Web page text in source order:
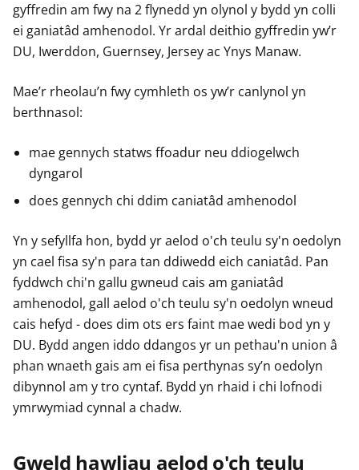
gyffredin am fwy na 2 flynedd yn olynol y bydd yn colli
ei ganiatâd amhenodol. Yr ardal deithio gyffredin yw’r
DU, Iwerddon, Guernsey, Jersey ac Ynys Manaw.
Mae’r rheolau’n fwy cymhleth os yw’r canlynol yn
berthnasol:
mae gennych statws ffoadur neu ddiogelwch
dyngarol
does gennych chi ddim caniatâd amhenodol
Yn y sefyllfa hon, bydd yr aelod o'ch teulu sy'n oedolyn
yn cael fisa sy'n para tan ddiwedd eich caniatâd. Pan
fyddwch chi'n gallu gwneud cais am ganiatâd
amhenodol, gall aelod o'ch teulu sy'n oedolyn wneud
cais hefyd - does dim ots ers faint mae wedi bod yn y
DU. Bydd angen iddo ddangos yr un pethau'n union â
phan wnaeth gais am ei fisa perthynas sy’n oedolyn
dibynnol am y tro cyntaf. Bydd yn rhaid i chi lofnodi
ymrwymiad cynnal a chadw.
Gweld hawliau aelod o'ch teulu